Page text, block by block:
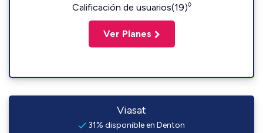
Calificación de usuarios(19)◊
Ver Planes
Viasat
31% disponible en Denton